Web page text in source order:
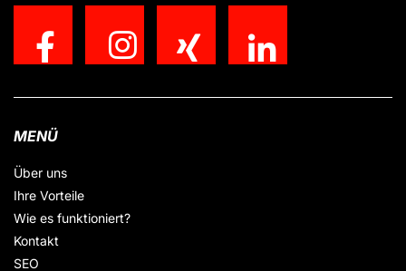
MENÜ
Über uns
Ihre Vorteile
Wie es funktioniert?
Kontakt
SEO